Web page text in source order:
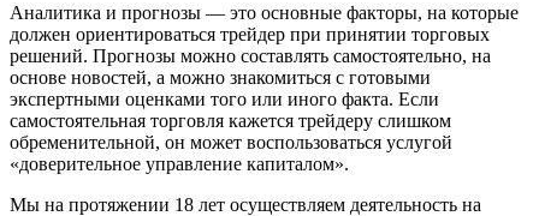
Аналитика и прогнозы — это основные факторы, на которые
должен ориентироваться трейдер при принятии торговых
решений. Прогнозы можно составлять самостоятельно, на
основе новостей, а можно знакомиться с готовыми
экспертными оценками того или иного факта. Если
самостоятельная торговля кажется трейдеру слишком
обременительной, он может воспользоваться услугой
«доверительное управление капиталом».
Мы на протяжении 18 лет осуществляем деятельность на